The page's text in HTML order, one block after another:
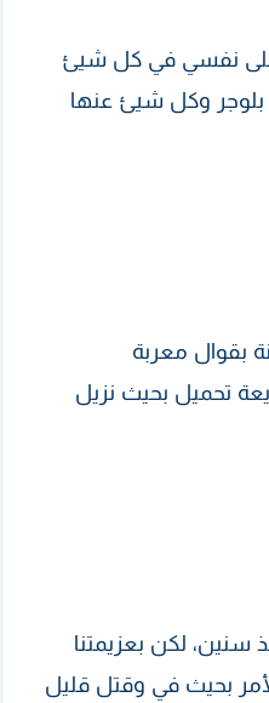
على نفسي في كل شيئ
وكل شيئ عنها
بقوال معربة
تحميل بحيث نزيل
لكن بعزيمتنا
بحيث في وقتل قليل